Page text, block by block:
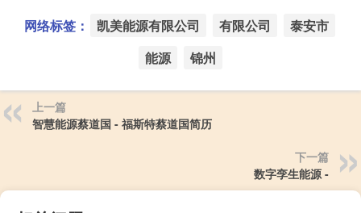
网络标签： 凯美能源有限公司 有限公司
泰安市
能源
锦州
上一篇
智慧能源蔡道国 - 福斯特蔡道国简历
下一篇
数字孪生能源 -